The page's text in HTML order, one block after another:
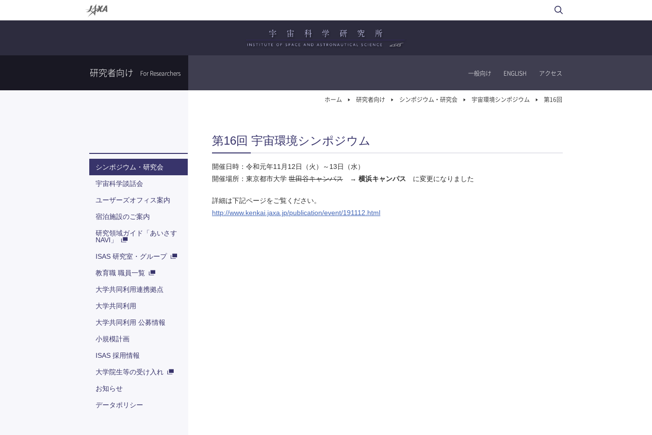
研究者向け For Researchers 一般向け ENGLISH アクセス
第16回 宇宙環境シンポジウム
開催日時：令和元年11月12日（火）～13日（水）
開催場所：東京都市大学 世田谷キャンパス → 横浜キャンパス に変更になりました
詳細は下記ページをご覧ください。
http://www.kenkai.jaxa.jp/publication/event/191112.html
シンポジウム・研究会
宇宙科学談話会
ユーザーズオフィス案内
宿泊施設のご案内
研究領域ガイド「あいさす
NAVI」
ISAS 研究室・グループ
教育職 職員一覧
大学共同利用連携拠点
大学共同利用
大学共同利用 公募情報
小規模計画
ISAS 採用情報
大学院生等の受け入れ
お知らせ
データポリシー
ホーム 研究者向け シンポジウム・研究会 宇宙環境シンポジウム 第16回